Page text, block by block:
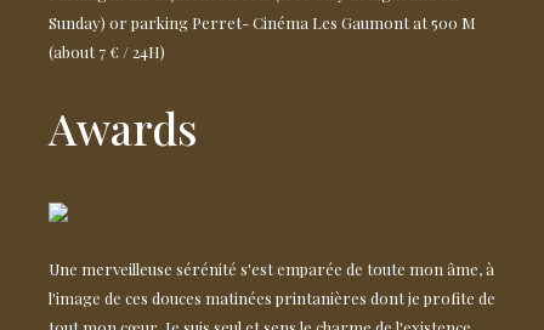
Sunday) or parking Perret- Cinéma Les Gaumont at 500 M
(about 7 € / 24H)
Awards
Une merveilleuse sérénité s'est emparée de toute mon âme, à
l'image de ces douces matinées printanières dont je profite de